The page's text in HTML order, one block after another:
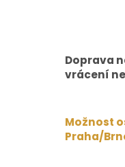
Doprava
vrácení
Možnost
Praha/